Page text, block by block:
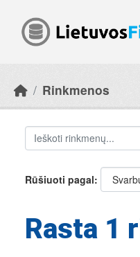
Rinkmenos
Rūšiuoti pagal
Rasta 1